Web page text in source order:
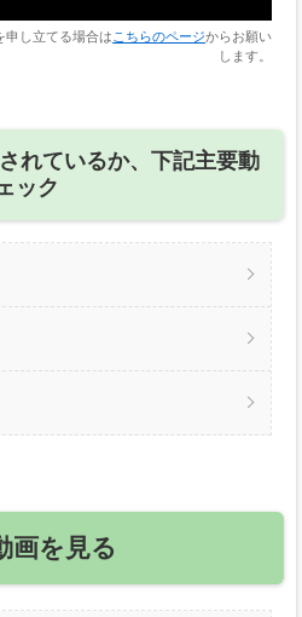
し立てる場合は こちらのページからお願い
します。
れているか、下記主要動
ック
画を見る